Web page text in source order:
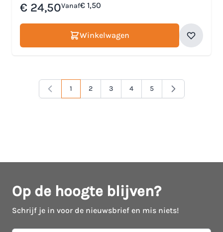
€ 24,50Vanaf€ 1,50
Winkelwagen
Je lees momenteel pagina
1 Pagina
2 Pagina
3 Pagina
4 Pagina
5
Op de hoogte blijven?
Schrijf je in voor de nieuwsbrief en mis niets!